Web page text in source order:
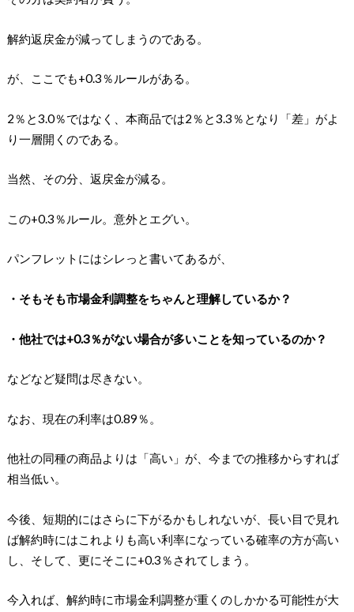
解約返戻金が減ってしまうのである。
が、ここでも+0.3％ルールがある。
2％と3.0％ではなく、本商品では2％と3.3％となり「差」がよ
り一層開くのである。
当然、その分、返戻金が減る。
この+0.3％ルール。意外とエグい。
パンフレットにはシレっと書いてあるが、
・そもそも市場金利調整をちゃんと理解しているか？
・他社では+0.3％がない場合が多いことを知っているのか？
などなど疑問は尽きない。
なお、現在の利率は0.89％。
他社の同種の商品よりは「高い」が、今までの推移からすれば
相当低い。
今後、短期的にはさらに下がるかもしれないが、長い目で見れ
ば解約時にはこれよりも高い利率になっている確率の方が高い
し、そして、更にそこに+0.3％されてしまう。
今入れば、解約時に市場金利調整が重くのしかかる可能性が大